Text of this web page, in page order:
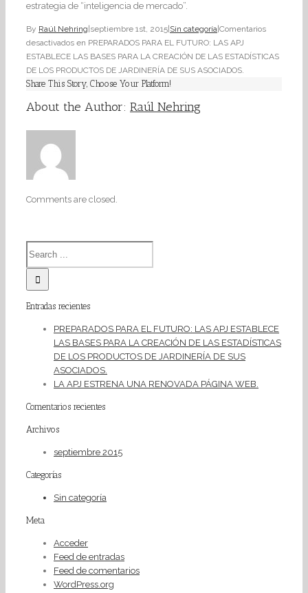
estrategia de “inteligencia de mercado”.
By Raúl Nehring septiembre 1st, 2015 Sin categoría Comentarios
desactivados en PREPARADOS PARA EL FUTURO: LAS APJ
ESTABLECE LAS BASES PARA LA CREACIÓN DE LAS ESTADÍSTICAS
DE LOS PRODUCTOS DE JARDINERÍA DE SUS ASOCIADOS.
Share This Story, Choose Your Platform!
About the Author: Raúl Nehring
Comments are closed.
Entradas recientes
PREPARADOS PARA EL FUTURO: LAS APJ ESTABLECE
LAS BASES PARA LA CREACIÓN DE LAS ESTADÍSTICAS
DE LOS PRODUCTOS DE JARDINERÍA DE SUS
ASOCIADOS.
LA APJ ESTRENA UNA RENOVADA PÁGINA WEB.
Comentarios recientes
Archivos
septiembre 2015
Categorías
Sin categoría
Meta
Acceder
Feed de entradas
Feed de comentarios
WordPress.org